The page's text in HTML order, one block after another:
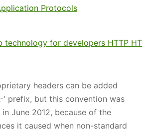
Protocols
technology for developers HTTP HT
headers can be added
' prefix, but this convention was
June 2012, because of the
it caused when non-standard